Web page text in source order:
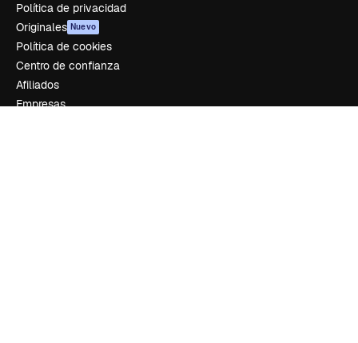
Política de privacidad
Originales Nuevo
Política de cookies
Centro de confianza
Afiliados
Empresas